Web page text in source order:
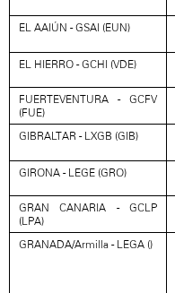
EL AAIÚN - GSAI (EUN)
EL HIERRO - GCHI (VDE)
FUERTEVENTURA - GCFV
(FUE)
GIBRALTAR - LXGB (GIB)
GIRONA - LEGE (GRO)
GRAN CANARIA - GCLP
(LPA)
GRANADA/Armilla - LEGA ()